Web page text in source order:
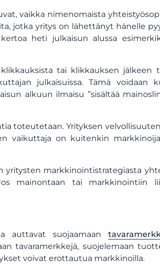
vaikka nimenomaista
jotka yritys on lähettänyt hänelle
heti julkaisun alussa
tai klikkauksen jälkeen
julkaisuissa. Tämä voidaan
alkuun ilmaisu ”sisältää
toteutetaan. Yrityksen
vaikuttaja on kuitenkin
markkinointistrategiasta
mainontaan tai markkinointiin
auttavat suojaamaan
tavaramerkkejä, suojelemaan
voivat erottautua markkinoilla.